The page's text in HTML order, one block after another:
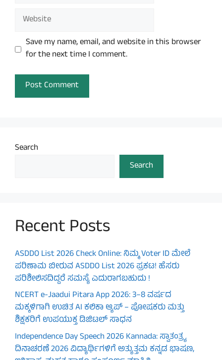
Website
Save my name, email, and website in this browser
for the next time I comment.
Search
Search
Recent Posts
ASDDO List 2026 Check Online: ನಿಮ್ಮ Voter ID ಮೇಲೆ
ಪರಿಣಾಮ ಬೀರುವ ASDDO List 2026 ಪ್ರಕಟ! ಹೆಸರು
ಪರಿಶೀಲಿಸದಿದ್ದರೆ ಸಮಸ್ಯೆ ಎದುರಾಗಬಹುದು !
NCERT e-Jaadui Pitara App 2026: 3–8 ವರ್ಷದ
ಮಕ್ಕಳಿಗಾಗಿ ಉಚಿತ AI ಕಲಿಕಾ ಆ್ಯಪ್ – ಪೋಷಕರು ಮತ್ತು
ಶಿಕ್ಷಕರಿಗೆ ಉಪಯುಕ್ತ ಡಿಜಿಟಲ್ ಸಾಧನ
Independence Day Speech 2026 Kannada: ಸ್ವಾತಂತ್ರ್ಯ
ದಿನಾಚರಣೆ 2026 ವಿದ್ಯಾರ್ಥಿಗಳಿಗೆ ಅತ್ಯುತ್ತಮ ಕನ್ನಡ ಭಾಷಣ,